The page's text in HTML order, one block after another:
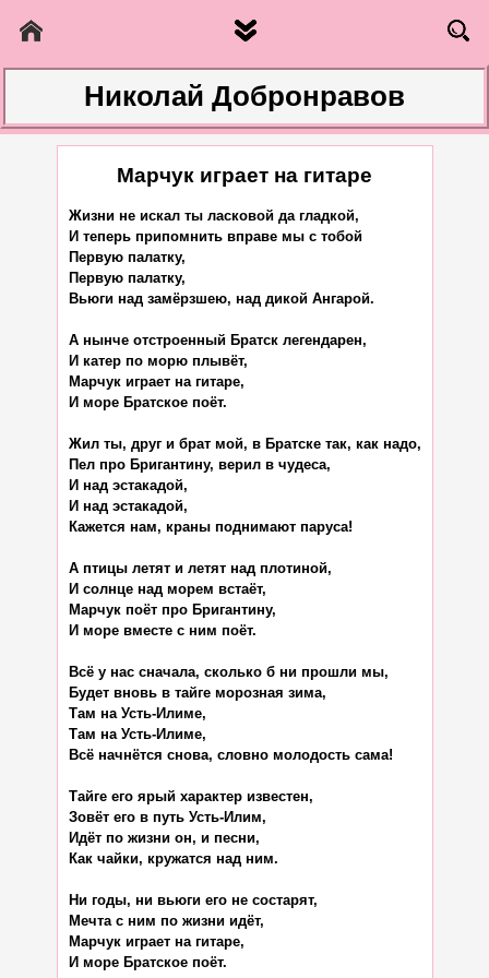
Николай Добронравов
Марчук играет на гитаре
Жизни не искал ты ласковой да гладкой,
И теперь припомнить вправе мы с тобой
Первую палатку,
Первую палатку,
Вьюги над замёрзшею, над дикой Ангарой.
А нынче отстроенный Братск легендарен,
И катер по морю плывёт,
Марчук играет на гитаре,
И море Братское поёт.
Жил ты, друг и брат мой, в Братске так, как надо,
Пел про Бригантину, верил в чудеса,
И над эстакадой,
И над эстакадой,
Кажется нам, краны поднимают паруса!
А птицы летят и летят над плотиной,
И солнце над морем встаёт,
Марчук поёт про Бригантину,
И море вместе с ним поёт.
Всё у нас сначала, сколько б ни прошли мы,
Будет вновь в тайге морозная зима,
Там на Усть-Илиме,
Там на Усть-Илиме,
Всё начнётся снова, словно молодость сама!
Тайге его ярый характер известен,
Зовёт его в путь Усть-Илим,
Идёт по жизни он, и песни,
Как чайки, кружатся над ним.
Ни годы, ни вьюги его не состарят,
Мечта с ним по жизни идёт,
Марчук играет на гитаре,